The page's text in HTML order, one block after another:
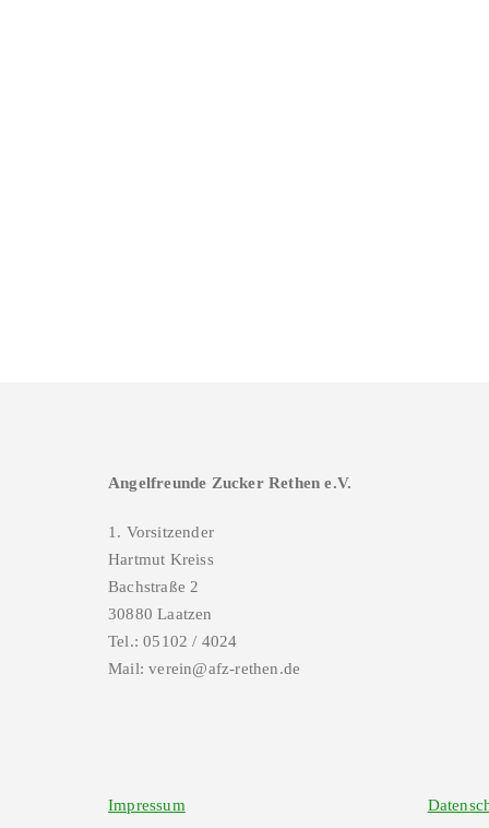
Angelfreunde Zucker Rethen e.V.
1. Vorsitzender
Hartmut Kreiss
Bachstraße 2
30880 Laatzen
Tel.: 05102 / 4024
Mail: verein@afz-rethen.de
Impressum